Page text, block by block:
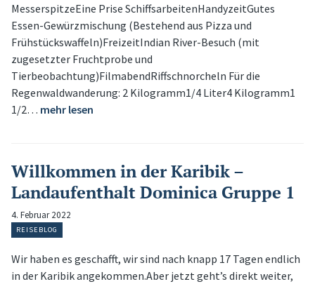
MesserspitzeEine Prise SchiffsarbeitenHandyzeitGutes
Essen-Gewürzmischung (Bestehend aus Pizza und
Frühstückswaffeln)FreizeitIndian River-Besuch (mit
zugesetzter Fruchtprobe und
Tierbeobachtung)FilmabendRiffschnorcheln Für die
Regenwaldwanderung: 2 Kilogramm1/4 Liter4 Kilogramm1
1/2… mehr lesen
Willkommen in der Karibik –
Landaufenthalt Dominica Gruppe 1
4. Februar 2022
REISEBLOG
Wir haben es geschafft, wir sind nach knapp 17 Tagen endlich
in der Karibik angekommen.Aber jetzt geht’s direkt weiter,